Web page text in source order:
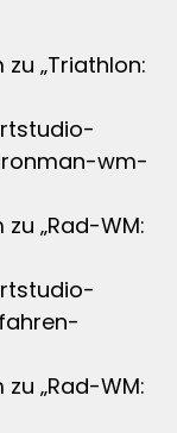
„Triathlon:
wm-
„Rad-WM:
„Rad-WM: